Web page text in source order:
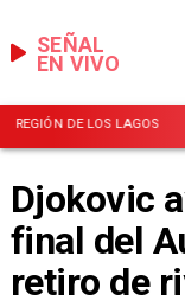
EN VIVO
SEÑAL
REGIÓN DE LOS LAGOS
Djokovic
final del
retiro de